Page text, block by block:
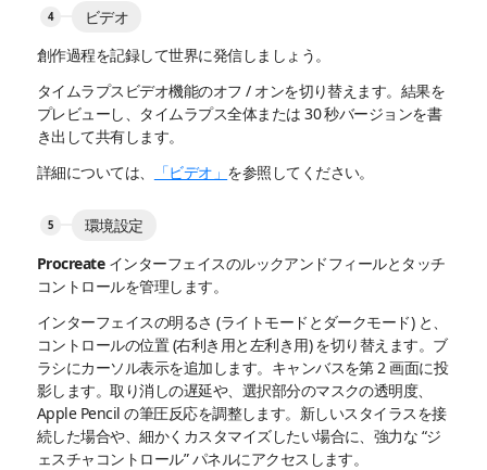
ビデオ
創作過程を記録して世界に発信しましょう。
タイムラプスビデオ機能のオフ / オンを切り替えます。結果を
プレビューし、タイムラプス全体または 30 秒バージョンを書
き出して共有します。
詳細については、
「ビデオ」 を参照してください。
環境設定
Procreate インターフェイスのルックアンドフィールとタッチ
コントロールを管理します。
インターフェイスの明るさ (ライトモードとダークモード) と、
コントロールの位置 (右利き用と左利き用) を切り替えます。ブ
ラシにカーソル表示を追加します。キャンバスを第 2 画面に投
影します。取り消しの遅延や、選択部分のマスクの透明度、
Apple Pencil の筆圧反応を調整します。新しいスタイラスを接
続した場合や、細かくカスタマイズしたい場合に、強力な “ジ
ェスチャコントロール” パネルにアクセスします。